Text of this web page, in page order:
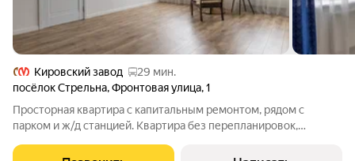
Кировский завод
29 мин.
посёлок Стрельна,Фронтовая улица,1
Просторная квартира с капитальным ремонтом, рядом с
парком и ж/д станцией. Квартира без перепланировок,
закрытая спальня с отдельным гардеробом и большая кухня